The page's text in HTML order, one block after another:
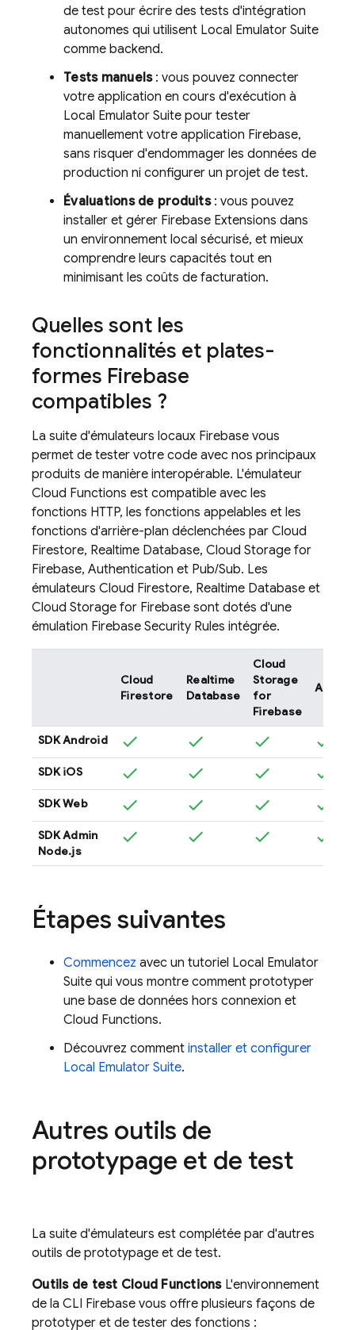
de test pour écrire des tests d'intégration
autonomes qui utilisent Local Emulator Suite
comme backend.
Tests manuels: vous pouvez connecter
votre application en cours d'exécution à
Local Emulator Suite pour tester
manuellement votre application Firebase,
sans risquer d'endommager les données de
production ni configurer un projet de test.
Évaluations de produits: vous pouvez
installer et gérer Firebase Extensions dans
un environnement local sécurisé, et mieux
comprendre leurs capacités tout en
minimisant les coûts de facturation.
Quelles sont les
fonctionnalités et plates-
formes Firebase
compatibles ?
La suite d'émulateurs locaux Firebase vous
permet de tester votre code avec nos principaux
produits de manière interopérable. L'émulateur
Cloud Functions est compatible avec les
fonctions HTTP, les fonctions appelables et les
fonctions d'arrière-plan déclenchées par Cloud
Firestore, Realtime Database, Cloud Storage for
Firebase, Authentication et Pub/Sub. Les
émulateurs Cloud Firestore, Realtime Database et
Cloud Storage for Firebase sont dotés d'une
émulation Firebase Security Rules intégrée.
Cloud
Firestore
Realtime
Database
Cloud
Storage
for
Firebase
SDK Android
SDK iOS
SDK Web
SDK Admin
Node.js
Étapes suivantes
Commencez avec un tutoriel Local Emulator
Suite qui vous montre comment prototyper
une base de données hors connexion et
Cloud Functions.
Découvrez comment installer et configurer
Local Emulator Suite.
Autres outils de
prototypage et de test
La suite d'émulateurs est complétée par d'autres
outils de prototypage et de test.
Outils de test Cloud FunctionsL'environnement
de la CLI Firebase vous offre plusieurs façons de
prototyper et de tester des fonctions :